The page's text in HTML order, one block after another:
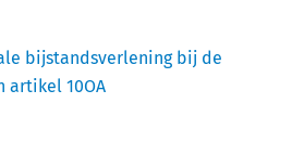
bijstandsverlening bij de
artikel 10OA